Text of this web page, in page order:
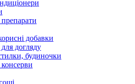
добавки
догляду
будиночки